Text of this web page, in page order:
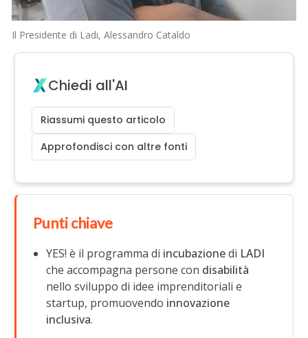
Il Presidente di Ladi, Alessandro Cataldo
Chiedi all'AI
Riassumi questo articolo
Approfondisci con altre fonti
Punti chiave
YES! è il programma di incubazionedi LADI
che accompagna persone con disabilità
nello sviluppo di idee imprenditoriali e
startup, promuovendo innovazione
inclusiva.